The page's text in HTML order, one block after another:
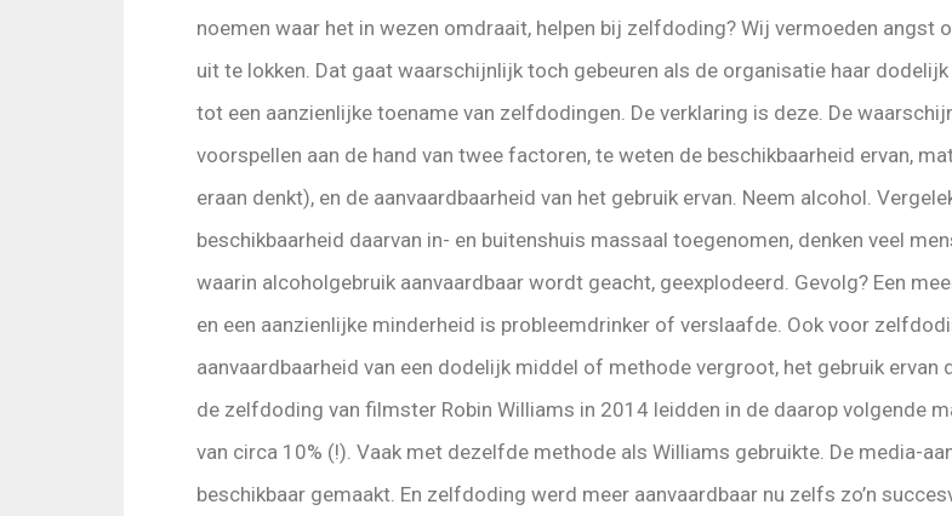
noemen waar het in wezen omdraait, helpen bij zelfdoding? Wij vermoeden
uit te lokken. Dat gaat waarschijnlijk toch gebeuren als de organisatie haar
tot een aanzienlijke toename van zelfdodingen. De verklaring is deze. De
voorspellen aan de hand van twee factoren, te weten de beschikbaarheid ervan,
eraan denkt), en de aanvaardbaarheid van het gebruik ervan. Neem alcohol.
beschikbaarheid daarvan in- en buitenshuis massaal toegenomen, denken veel
waarin alcoholgebruik aanvaardbaar wordt geacht, geexplodeerd. Gevolg? Een
en een aanzienlijke minderheid is probleemdrinker of verslaafde. Ook voor
aanvaardbaarheid van een dodelijk middel of methode vergroot, het gebruik
de zelfdoding van filmster Robin Williams in 2014 leidden in de daarop volgende
van circa 10% (!). Vaak met dezelfde methode als Williams gebruikte. De media-
beschikbaar gemaakt. En zelfdoding werd meer aanvaardbaar nu zelfs zo’n